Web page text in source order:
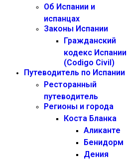
Об Испании и
испанцах
Законы Испании
Гражданский
кодекс Испании
(Codigo Civil)
Путеводитель по Испании
Ресторанный
путеводитель
Регионы и города
Коста Бланка
Аликанте
Бенидорм
Дения